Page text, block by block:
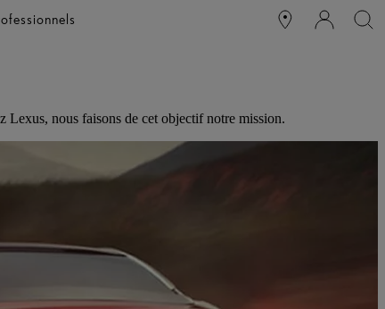
Lexus, nous faisons de cet objectif notre mission.